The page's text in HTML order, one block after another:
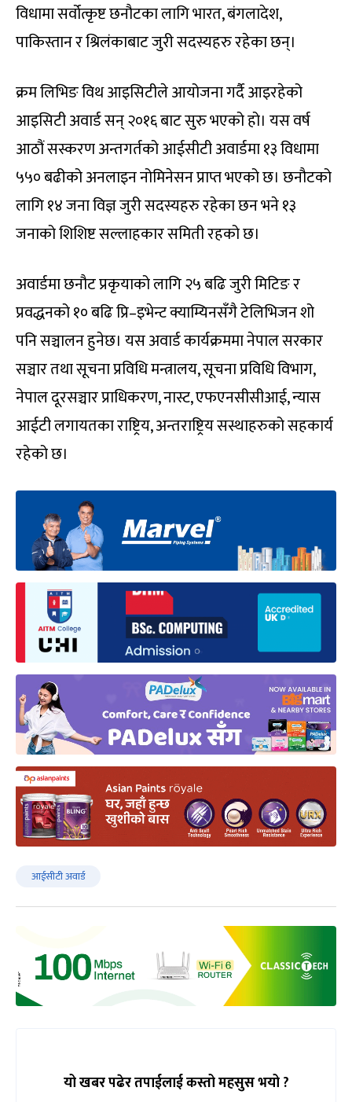
विधामा सर्वोत्कृष्ट छनौटका लागि भारत, बंगलादेश,
पाकिस्तान र श्रिलंकाबाट जुरी सदस्यहरु रहेका छन्।
क्रम लिभिङ विथ आइसिटीले आयोजना गर्दै आइरहेको
आइसिटी अवार्ड सन् २०१६ बाट सुरु भएको हो। यस वर्ष
आठौं सस्करण अन्तगर्तको आईसीटी अवार्डमा १३ विधामा
५५० बढीको अनलाइन नोमिनेसन प्राप्त भएको छ। छनौटको
लागि १४ जना विज्ञ जुरी सदस्यहरु रहेका छन भने १३
जनाको शिशिष्ट सल्लाहकार समिती रहको छ।
अवार्डमा छनौट प्रकृयाको लागि २५ बढि जुरी मिटिङ र
प्रवद्धनको १० बढि प्रि–इभेन्ट क्याम्यिनसँगै टेलिभिजन शो
पनि सञ्चालन हुनेछ। यस अवार्ड कार्यक्रममा नेपाल सरकार
सञ्चार तथा सूचना प्रविधि मन्त्रालय, सूचना प्रविधि विभाग,
नेपाल दूरसञ्चार प्राधिकरण, नास्ट, एफएनसीसीआई, न्यास
आईटी लगायतका राष्ट्रिय, अन्तराष्ट्रिय सस्थाहरुको सहकार्य
रहेको छ।
आईसीटी अवार्ड
यो खबर पढेर तपाईलाई कस्तो महसुस भयो ?